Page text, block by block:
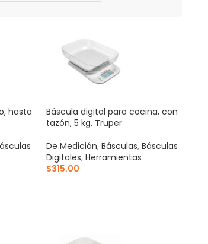
hasta
Báscula digital para cocina, con
tazón, 5 kg, Truper
De Medición,Básculas,Básculas
Digitales,Herramientas
$315.00